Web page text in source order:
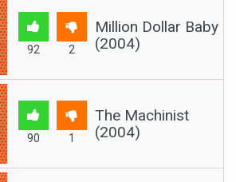
92 2
Million Dollar Baby
(2004)
90 1
The Machinist
(2004)